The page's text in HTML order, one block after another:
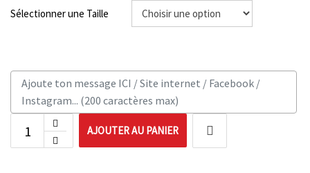
Sélectionner une Taille
AJOUTER AU PANIER